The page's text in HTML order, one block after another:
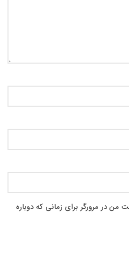
من در مرورگر برای زمانی که دوباره